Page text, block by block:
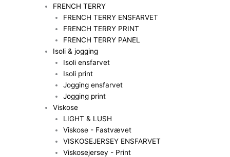
FRENCH TERRY
FRENCH TERRY ENSFARVET
FRENCH TERRY PRINT
FRENCH TERRY PANEL
Isoli & jogging
Isoli ensfarvet
Isoli print
Jogging ensfarvet
Jogging print
Viskose
LIGHT & LUSH
Viskose - Fastvævet
VISKOSEJERSEY ENSFARVET
Viskosejersey - Print